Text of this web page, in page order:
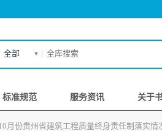
全部
标准规范 服务资讯 关于
月份贵州省建筑工程质量终身责任制落实情